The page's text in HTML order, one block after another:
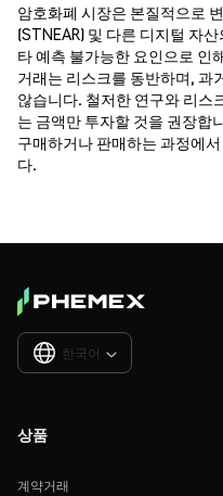
암호화폐 시장은 본질적으로
(STNEAR) 및 다른 디지털 자
타 예측 불가능한 요인으로 인
거래는 리스크를 동반하며, 과
않습니다. 철저한 연구와 리스
는 금액만 투자할 것을 권장합
구매하거나 판매하는 과정에
다.
한국어 
상품
계약거래